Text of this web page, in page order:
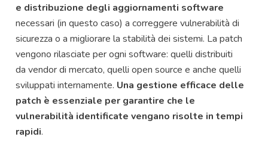
e distribuzione degli aggiornamenti software
necessari (in questo caso) a correggere vulnerabilità di
sicurezza o a migliorare la stabilità dei sistemi. La patch
vengono rilasciate per ogni software: quelli distribuiti
da vendor di mercato, quelli open source e anche quelli
sviluppati internamente. Una gestione efficace delle
patch è essenziale per garantire che le
vulnerabilità identificate vengano risolte in tempi
rapidi.